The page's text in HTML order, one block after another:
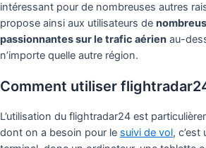
intéressant pour de nombreuses autres
propose ainsi aux utilisateurs de
passionnantes sur le trafic aérien au-
n’importe quelle autre région.
Comment utiliser
L’utilisation du flightradar24 est
dont on a besoin pour le suivi de vol,